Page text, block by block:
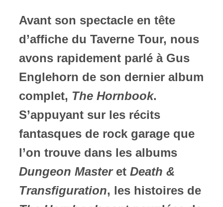
Avant son spectacle en tête
d’affiche du Taverne Tour, nous
avons rapidement parlé à Gus
Englehorn de son dernier album
complet, The Hornbook.
S’appuyant sur les récits
fantasques de rock garage que
l’on trouve dans les albums
Dungeon Masteret Death &
Transfiguration, les histoires de